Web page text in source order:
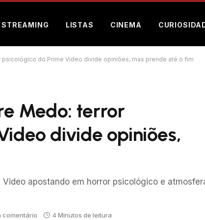
STREAMING LISTAS CINEMA
psicológico do Prime Video divide opiniões, mas prende até o fim
Medo: terror
divide opiniões,
Video apostando em horror psicológico e
comentário 4 Minutos de leitura